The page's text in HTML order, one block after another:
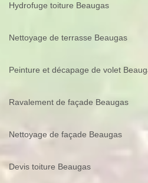
Hydrofuge toiture Beaugas
Nettoyage de terrasse Beaugas
Peinture et décapage de volet
Ravalement de façade Beaugas
Nettoyage de façade Beaugas
Devis toiture Beaugas